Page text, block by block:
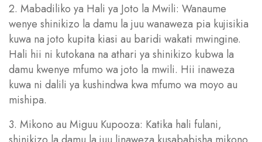
2. Mabadiliko ya Hali ya Joto la Mwili: Wanaume
wenye shinikizo la damu la juu wanaweza pia kujisikia
kuwa na joto kupita kiasi au baridi wakati mwingine.
Hali hii ni kutokana na athari ya shinikizo kubwa la
damu kwenye mfumo wa joto la mwili. Hii inaweza
kuwa ni dalili ya kushindwa kwa mfumo wa moyo au
mishipa.
3. Mikono au Miguu Kupooza: Katika hali fulani,